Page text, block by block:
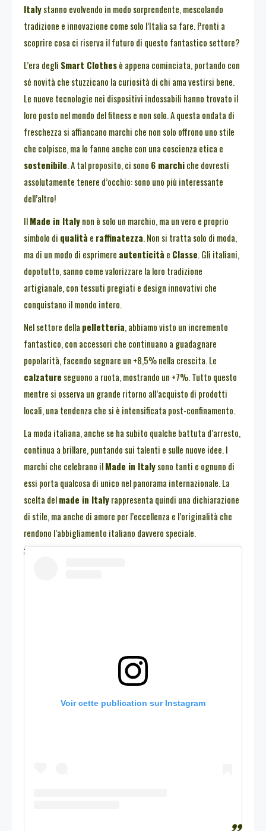
Italystanno evolvendo in modo sorprendente, mescolando
tradizione e innovazione come solo l’Italia sa fare. Pronti a
scoprire cosa ci riserva il futuro di questo fantastico settore?
L’era degli Smart Clothesè appena cominciata, portando con
sé novità che stuzzicano la curiosità di chi ama vestirsi bene.
Le nuove tecnologie nei dispositivi indossabili hanno trovato il
loro posto nel mondo del fitness e non solo. A questa ondata di
freschezza si affiancano marchi che non solo offrono uno stile
che colpisce, ma lo fanno anche con una coscienza etica e
sostenibile. A tal proposito, ci sono 6 marchiche dovresti
assolutamente tenere d’occhio: sono uno più interessante
dell’altro!
IlMade in Italynon è solo un marchio, ma un vero e proprio
simbolo di qualità e raffinatezza. Non si tratta solo di moda,
ma di un modo di esprimere autenticità e Classe. Gli italiani,
dopotutto, sanno come valorizzare la loro tradizione
artigianale, con tessuti pregiati e design innovativi che
conquistano il mondo intero.
Nel settore della pelletteria, abbiamo visto un incremento
fantastico, con accessori che continuano a guadagnare
popolarità, facendo segnare un +8,5% nella crescita. Le
calzature seguono a ruota, mostrando un +7%. Tutto questo
mentre si osserva un grande ritorno all’acquisto di prodotti
locali, una tendenza che si è intensificata post-confinamento.
La moda italiana, anche se ha subito qualche battuta d’arresto,
continua a brillare, puntando sui talenti e sulle nuove idee. I
marchi che celebrano ilMade in Italysono tanti e ognuno di
essi porta qualcosa di unico nel panorama internazionale. La
scelta delmade in Italyrappresenta quindi una dichiarazione
di stile, ma anche di amore per l’eccellenza e l’originalità che
rendono l’abbigliamento italiano davvero speciale.
Voir cette publication sur Instagram